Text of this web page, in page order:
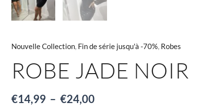
Nouvelle Collection, Fin de série jusqu'à -70%, Robes
ROBE JADE NOIR
€14,99 – €24,00